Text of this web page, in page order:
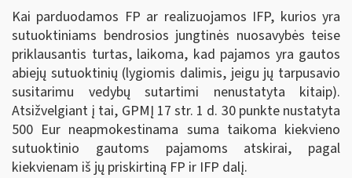
Kai parduodamos FP ar realizuojamos IFP, kurios yra
sutuoktiniams bendrosios jungtinės nuosavybės teise
priklausantis turtas, laikoma, kad pajamos yra gautos
abiejų sutuoktinių (lygiomis dalimis, jeigu jų tarpusavio
susitarimu vedybų sutartimi nenustatyta kitaip).
Atsižvelgiant į tai, GPMĮ 17 str. 1 d. 30 punkte nustatyta
500 Eur neapmokestinama suma taikoma kiekvieno
sutuoktinio gautoms pajamoms atskirai, pagal
kiekvienam iš jų priskirtiną FP ir IFP dalį.